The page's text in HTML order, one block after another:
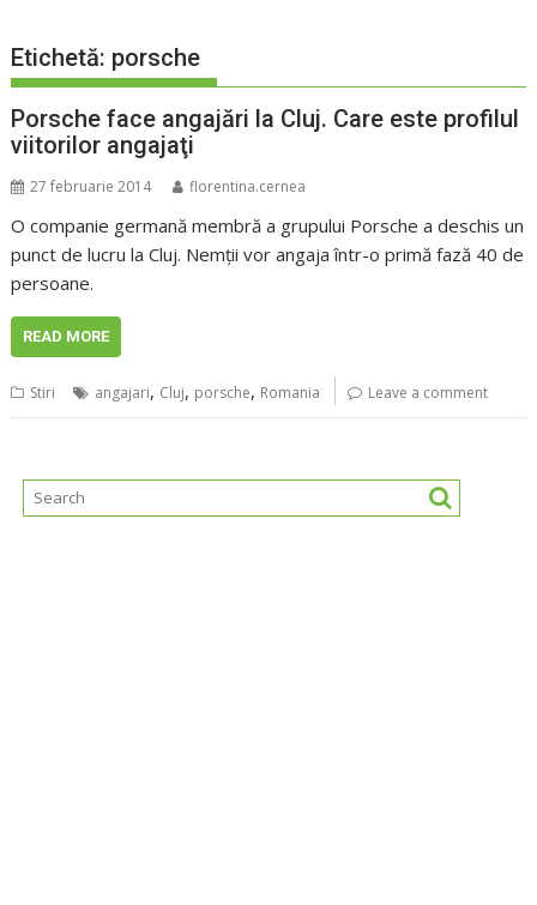
Etichetă: porsche
Porsche face angajări la Cluj. Care este profilul
viitorilor angajaţi
27 februarie 2014 florentina.cernea
O companie germană membră a grupului Porsche a deschis un
punct de lucru la Cluj. Nemţii vor angaja într-o primă fază 40 de
persoane.
READ MORE
Stiri angajari, Cluj, porsche, Romania Leave a comment